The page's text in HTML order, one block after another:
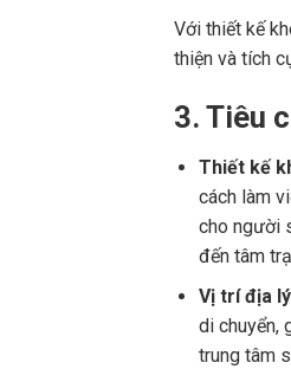
Với thiết kế
thiện và tích
3. Tiêu
Thiết kế
cách làm
cho người
đến tâm
Vị trí địa lý
di chuyển,
trung tâm